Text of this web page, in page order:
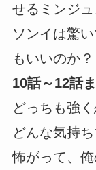
せるミンジュ
ソンイは驚
もいいのか？
10話～12話
どっちも強
どんな気持
怖がって、